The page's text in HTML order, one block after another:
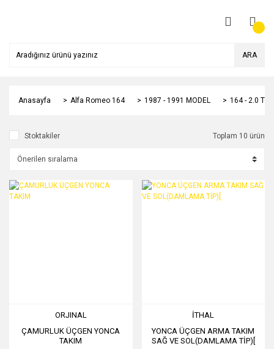
ARA
Anasayfa Alfa Romeo 164 1987 - 1991 MODEL 164 - 2.0
Stoktakiler Toplam 10 ürün
ORJINAL
ÇAMURLUK ÜÇGEN YONCA
TAKIM
İTHAL
YONCA ÜÇGEN ARMA TAKIM
SAĞ VE SOL(DAMLAMA TİP)[